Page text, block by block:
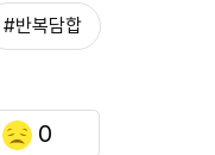
#반복담합
0